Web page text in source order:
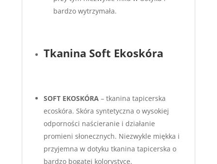
bardzo wytrzymała.
Tkanina Soft Ekoskóra
SOFT EKOSKÓRA – tkanina tapicerska
ecoskóra. Skóra syntetyczna o wysokiej
odporności naścieranie i działanie
promieni słonecznych. Niezwykle miękka i
przyjemna w dotyku tkanina tapicerska o
bardzo bogatej kolorystyce.